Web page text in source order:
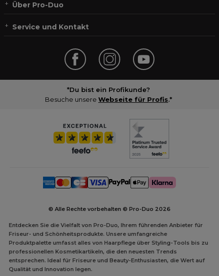
Über Pro-Duo
Service und Kontakt
*Du bist ein Profikunde?
Besuche unsere Webseite für Profis.*
© Alle Rechte vorbehalten © Pro-Duo 2026
Entdecken Sie die Vielfalt von Pro-Duo, Ihrem führenden Anbieter für
Friseur- und Schönheitsprodukte. Unsere umfangreiche
Produktpalette umfasst alles von Haarpflege über Styling-Tools bis zu
professionellen Kosmetikartikeln, die den neuesten Trends
entsprechen. Ideal für Friseure und Beauty-Enthusiasten, die Wert auf
Qualität und Innovation legen.